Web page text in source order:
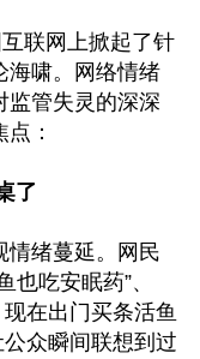
联网上掀起了针
海啸。网络情绪
监管失灵的深深
：
了
情绪蔓延。网民
吃安眠药”、
现在出门买条活鱼
公众瞬间联想到过